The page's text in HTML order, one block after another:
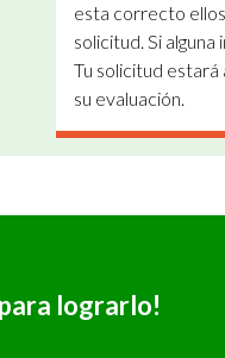
esta correcto
solicitud. Si
Tu solicitud
su evaluación.
lograrlo!